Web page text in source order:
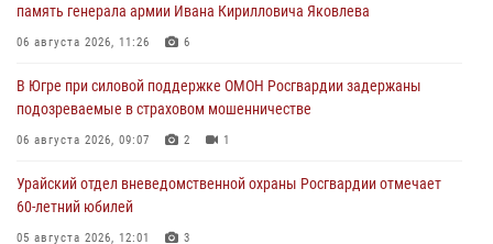
память генерала армии Ивана Кирилловича Яковлева
06 августа 2026, 11:26 6
В Югре при силовой поддержке ОМОН Росгвардии задержаны
подозреваемые в страховом мошенничестве
06 августа 2026, 09:07 2 1
Урайский отдел вневедомственной охраны Росгвардии отмечает
60-летний юбилей
05 августа 2026, 12:01 3